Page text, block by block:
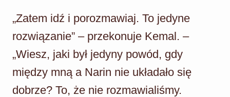
„Zatem idź i porozmawiaj. To jedyne
rozwiązanie” – przekonuje Kemal. –
„Wiesz, jaki był jedyny powód, gdy
między mną a Narin nie układało się
dobrze? To, że nie rozmawialiśmy.